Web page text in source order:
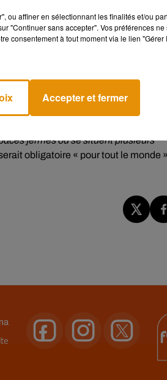
entre ces territoires », a-t-il
le gouvernement souhaitait« tout
de coronavirus ; un objectif
de police et 53 fermetures,
atteint
« un flux de 700 par jour »
fermés où se situent plusieurs
obligatoire « pour tout le monde
ou affiner en sélectionnant les finalités et/ou
"Continuer sans accepter". Vos préférences
consentement à tout moment via le lien
Accepter et fermer